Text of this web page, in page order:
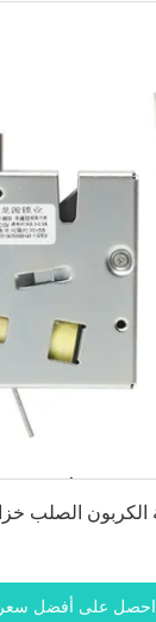
احصل على أفضل سعر